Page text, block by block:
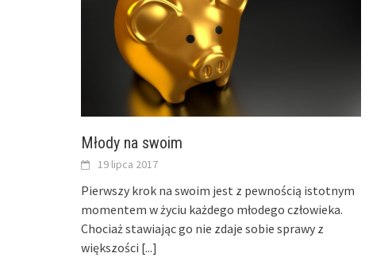
Młody na swoim
19 lipca 2017
Pierwszy krok na swoim jest z pewnością istotnym
momentem w życiu każdego młodego człowieka.
Chociaż stawiając go nie zdaje sobie sprawy z
większości [...]